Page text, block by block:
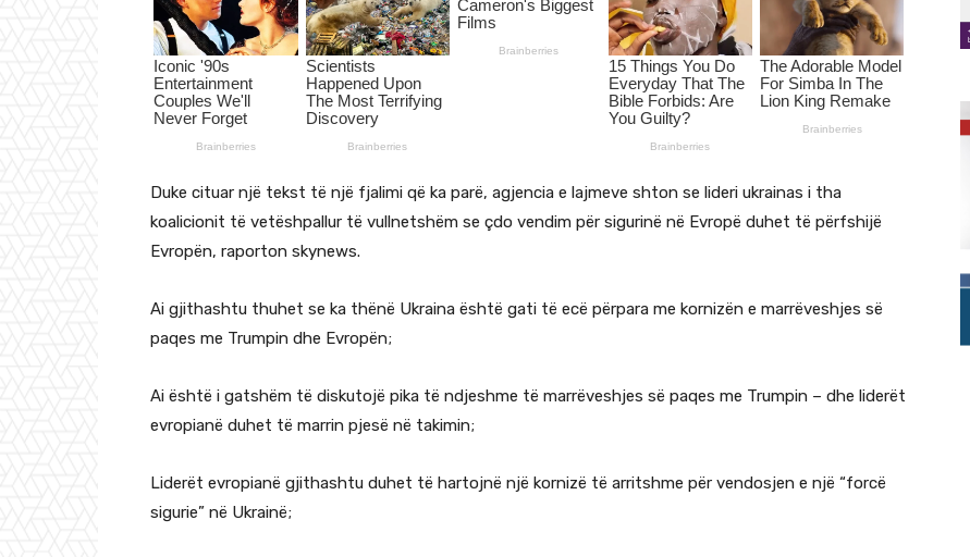
Duke cituar një tekst të një fjalimi që ka parë, agjencia e lajmeve shton se lideri ukrainas i tha
koalicionit të vetëshpallur të vullnetshëm se çdo vendim për sigurinë në Evropë duhet të përfshijë
Evropën, raporton skynews.
Ai gjithashtu thuhet se ka thënë Ukraina është gati të ecë përpara me kornizën e marrëveshjes së
paqes me Trumpin dhe Evropën;
Ai është i gatshëm të diskutojë pika të ndjeshme të marrëveshjes së paqes me Trumpin – dhe liderët
evropianë duhet të marrin pjesë në takimin;
Liderët evropianë gjithashtu duhet të hartojnë një kornizë të arritshme për vendosjen e një “forcë
sigurie” në Ukrainë;